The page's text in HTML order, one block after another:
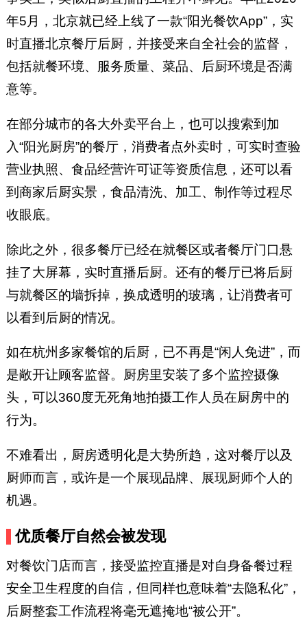
年5月，北京就已经上线了一款“阳光餐饮App”，实
时直播北京餐厅后厨，并接受来自全社会的监督，
包括就餐环境、服务质量、菜品、后厨环境是否满
意等。
在部分城市的各大外卖平台上，也可以搜索到加
入“阳光厨房”的餐厅，消费者点外卖时，可实时查验
营业执照、食品经营许可证等资质信息，还可以看
到商家后厨实景，食品清洗、加工、制作等过程尽
收眼底。
除此之外，很多餐厅已经在就餐区或者餐厅门口悬
挂了大屏幕，实时直播后厨。还有的餐厅已将后厨
与就餐区的墙拆掉，换成透明的玻璃，让消费者可
以看到后厨的情况。
如在杭州多家餐馆的后厨，已不再是“闲人免进”，而
是敞开让顾客监督。厨房里安装了多个监控摄像
头，可以360度无死角地拍摄工作人员在厨房中的
行为。
不难看出，厨房透明化是大势所趋，这对餐厅以及
厨师而言，或许是一个展现品牌、展现厨师个人的
机遇。
优质餐厅自然会被发现
对餐饮门店而言，接受监控直播是对自身备餐过程
安全卫生程度的自信，但同样也意味着“去隐私化”，
后厨整套工作流程将毫无遮掩地“被公开”。